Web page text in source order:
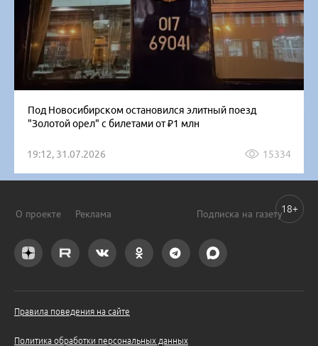
Под Новосибирском остановился элитный поезд
"Золотой орел" с билетами от ₽1 млн
19:12, 31.07.2026 15334
О проекте Реклама Подписка на газету
Правила поведения на сайте
Политика обработки персональных данных
18+